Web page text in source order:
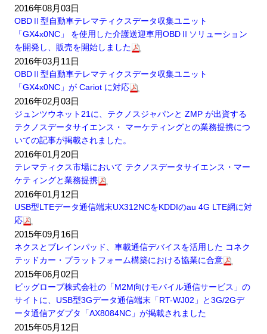
2016年08月03日
OBDⅡ型自動車テレマティクスデータ収集ユニット
「GX4x0NC」 を使用した介護送迎車用OBDⅡソリューション
を開発し、販売を開始しました
2016年03月11日
OBDⅡ型自動車テレマティクスデータ収集ユニット
「GX4x0NC」が Cariot に対応
2016年02月03日
ジュンツウネット21に、テクノスジャパンと ZMP が出資する
テクノスデータサイエンス・ マーケティングとの業務提携につ
いての記事が掲載されました。
2016年01月20日
テレマティクス市場において テクノスデータサイエンス・マー
ケティングと業務提携
2016年01月12日
USB型LTEデータ通信端末UX312NCをKDDIのau 4G LTE網に対
応
2015年09月16日
ネクスとブレインパッド、車載通信デバイスを活用した コネク
テッドカー・プラットフォーム構築における協業に合意
2015年06月02日
ビッグローブ株式会社の「M2M向けモバイル通信サービス」の
サイトに、USB型3Gデータ通信端末「RT-WJ02」と3G/2Gデ
ータ通信アダプタ「AX8084NC」が掲載されました
2015年05月12日